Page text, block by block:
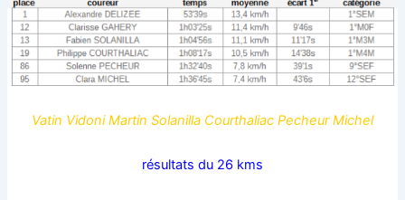
Vatin Vidoni Martin Solanilla Courthaliac Pecheur Michel
résultats du 26 kms